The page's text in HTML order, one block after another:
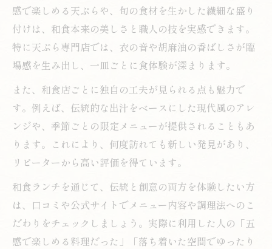
感で楽しめる天ぷらや、旬の食材を生かした繊細な盛り
付けは、和食本来の美しさと職人の技を実感できます。
特に天ぷら専門店では、衣の音や胡麻油の香ばしさが臨
場感を生み出し、一皿ごとに食体験が深まります。
また、和食店ごとに独自の工夫が見られる点も魅力で
す。例えば、伝統的な出汁をベースにした現代風のアレ
ンジや、季節ごとの限定メニューが提供されることもあ
ります。これにより、何度訪れても新しい発見があり、
リピーターから高い評価を得ています。
和食ランチを通じて、伝統と創意の両方を体験したい方
は、口コミや公式サイトでメニュー内容や調理法へのこ
だわりをチェックしましょう。実際に利用した人の「五
感で楽しめる料理だった」「落ち着いた空間でゆったり